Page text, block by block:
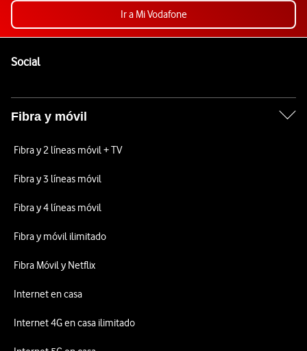
Ir a Mi Vodafone
SocialEnlaces a las redes sociales de Vodafone
Fibra y móvil
Fibra y 2 líneas móvil + TV
Fibra y 3 líneas móvil
Fibra y 4 líneas móvil
Fibra y móvil ilimitado
Fibra Móvil y Netflix
Internet en casa
Internet 4G en casa ilimitado